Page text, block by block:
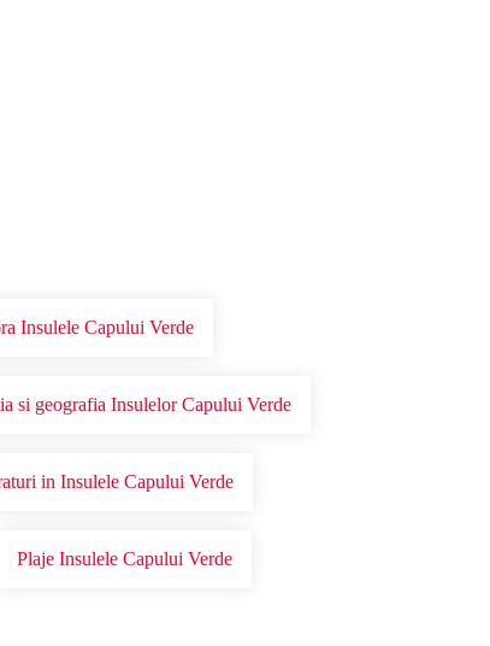
Insulele Capului Verde
si geografia Insulelor Capului Verde
in Insulele Capului Verde
Plaje Insulele Capului Verde